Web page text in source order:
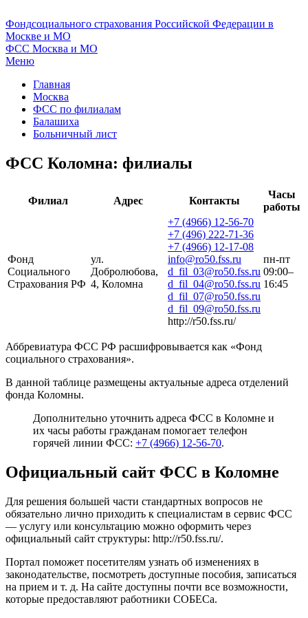
Фондсоциального страхования Российской Федерации в
Москве и МО
ФСС Москва и МО
Меню
Главная
Москва
ФСС по филиалам
Балашиха
Больничный лист
ФСС Коломна: филиалы
Филиал Адрес Контакты
Часы
работы
Фонд
Социального
Страхования РФ
ул.
Добролюбова,
4, Коломна
+7 (4966) 12-56-70
+7 (496) 222-71-36
+7 (4966) 12-17-08
info@ro50.fss.ru
d_fil_03@ro50.fss.ru
d_fil_04@ro50.fss.ru
d_fil_07@ro50.fss.ru
d_fil_09@ro50.fss.ru
http://r50.fss.ru/
пн-пт
09:00–
16:45
Аббревиатура ФСС РФ расшифровывается как «Фонд
социального страхования».
В данной таблице размещены актуальные адреса отделений
фонда Коломны.
Дополнительно уточнить адреса ФСС в Коломне и
их часы работы гражданам помогает телефон
горячей линии ФСС: +7 (4966) 12-56-70.
Официальный сайт ФСС в Коломне
Для решения большей части стандартных вопросов не
обязательно лично приходить к специалистам в сервис ФСС
— услугу или консультацию можно оформить через
официальный сайт структуры: http://r50.fss.ru/.
Портал поможет посетителям узнать об изменениях в
законодательстве, посмотреть доступные пособия, записаться
на прием и т. д. На сайте доступны почти все возможности,
которые предоставляют работники СОБЕСа.